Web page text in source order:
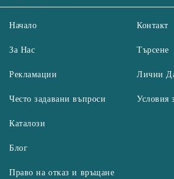
Начало
За Нас
Рекламации
Често задавани въпроси
Контакт
Търсене
Лични
Условия
Каталози
Блог
Право на отказ и връщане